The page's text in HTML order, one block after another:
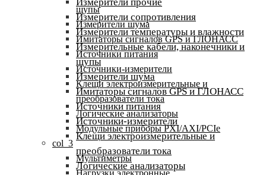
щупы
Измерители шума
Имитаторы сигналов GPS и ГЛОНАСС
Источники питания
Источники-измерители
Клещи электроизмерительные и
преобразователи тока
Логические анализаторы
Модульные приборы PXI/AXI/PCIe
col_3
Мультиметры
Нагрузки электронные
Измерители сопротивления
Измерители температуры и влажности
Измерительные кабели, наконечники и
щупы
Измерители шума
Имитаторы сигналов GPS и ГЛОНАСС
Источники питания
Источники-измерители
Клещи электроизмерительные и
преобразователи тока
Логические анализаторы